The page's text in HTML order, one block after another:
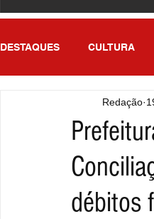
DESTAQUES CULTURA
ENTRETENIMENTO
débitos
Redação